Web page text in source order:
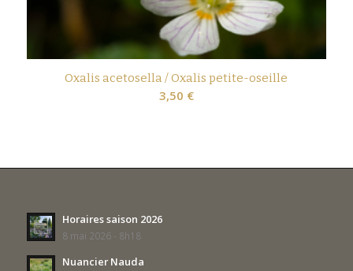
Oxalis acetosella / Oxalis petite-oseille
3,50 €
Horaires saison 2026
8 mai 2026 - 8h18
Nuancier Nauda